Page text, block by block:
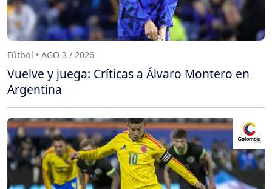
Fútbol • AGO 3 / 2026
Vuelve y juega: Críticas a Álvaro Montero en
Argentina